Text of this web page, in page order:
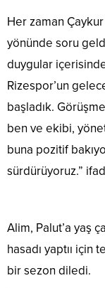
Her zaman
yönünde soru
duygular
Rizespor’un
başladık.
ben ve ekibi,
buna pozitif
sürdürüyoruz.”
Alim, Palut’a yaş
hasadı yaptıı
bir sezon diledi.